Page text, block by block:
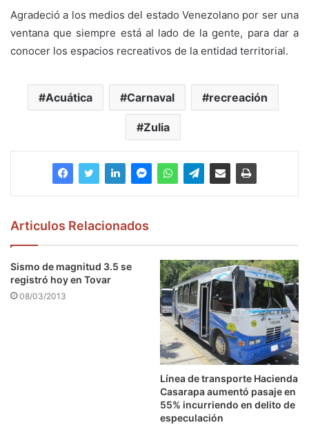
Agradeció a los medios del estado Venezolano por ser una
ventana que siempre está al lado de la gente, para dar a
conocer los espacios recreativos de la entidad territorial.
Acuática Carnaval recreación
Zulia
Articulos Relacionados
Sismo de magnitud 3.5 se
registró hoy en Tovar
08/03/2013
Línea de transporte Hacienda
Casarapa aumentó pasaje en
55% incurriendo en delito de
especulación